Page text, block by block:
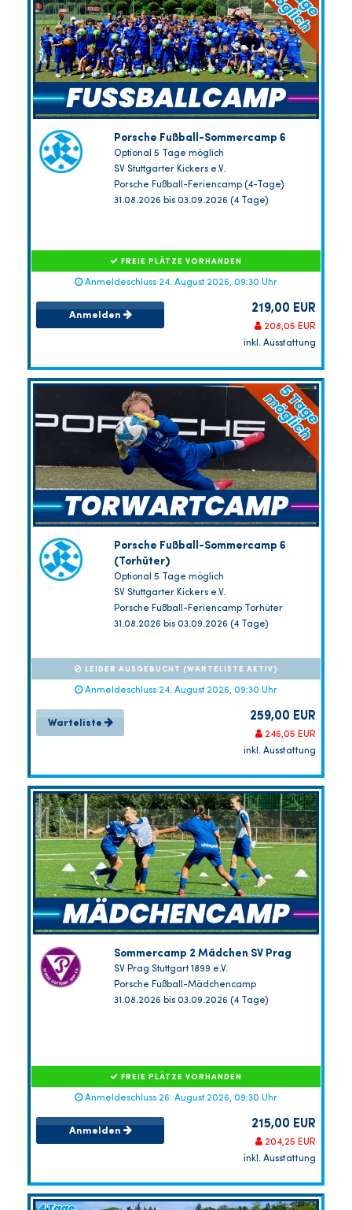
Porsche Fußball-Sommercamp 6
Optional 5 Tage möglich
SV Stuttgarter Kickers e.V.
Porsche Fußball-Feriencamp (4-Tage)
31.08.2026 bis 03.09.2026 (4 Tage)
FREIE PLÄTZE VORHANDEN
Anmeldeschluss 24. August 2026, 09:30 Uhr
Anmelden 219,00 EUR
208,05 EUR
inkl. Ausstattung
Porsche Fußball-Sommercamp 6
(Torhüter)
Optional 5 Tage möglich
SV Stuttgarter Kickers e.V.
Porsche Fußball-Feriencamp Torhüter
31.08.2026 bis 03.09.2026 (4 Tage)
LEIDER AUSGEBUCHT (WARTELISTE AKTIV)
Anmeldeschluss 24. August 2026, 09:30 Uhr
Warteliste 259,00 EUR
246,05 EUR
inkl. Ausstattung
Sommercamp 2 Mädchen SV Prag
SV Prag Stuttgart 1899 e.V.
Porsche Fußball-Mädchencamp
31.08.2026 bis 03.09.2026 (4 Tage)
FREIE PLÄTZE VORHANDEN
Anmeldeschluss 26. August 2026, 09:30 Uhr
Anmelden 215,00 EUR
204,25 EUR
inkl. Ausstattung